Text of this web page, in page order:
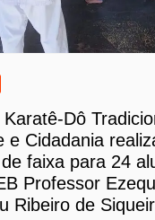
Dô
e Cidadania
faixa para 24
Professor
Ribeiro de